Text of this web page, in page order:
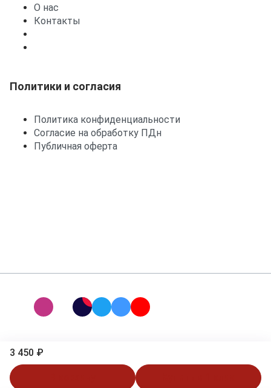
3 450 ₽
О нас
Контакты
Политики и согласия
Политика конфиденциальности
Согласие на обработку ПДн
Публичная оферта